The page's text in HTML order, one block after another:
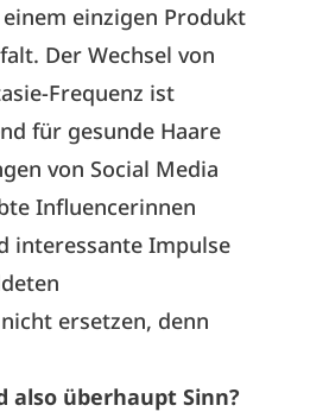
einzigen Produkt
Der Wechsel von
Frequenz ist
für gesunde Haare
von Social Media
Influencerinnen
interessante Impulse
ersetzen, denn
also überhaupt Sinn?